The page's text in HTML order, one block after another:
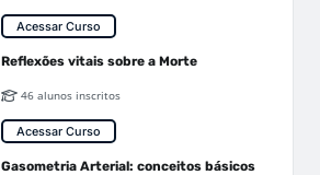
Acessar Curso
Reflexões vitais sobre a Morte
46 alunos inscritos
Acessar Curso
Gasometria Arterial: conceitos básicos